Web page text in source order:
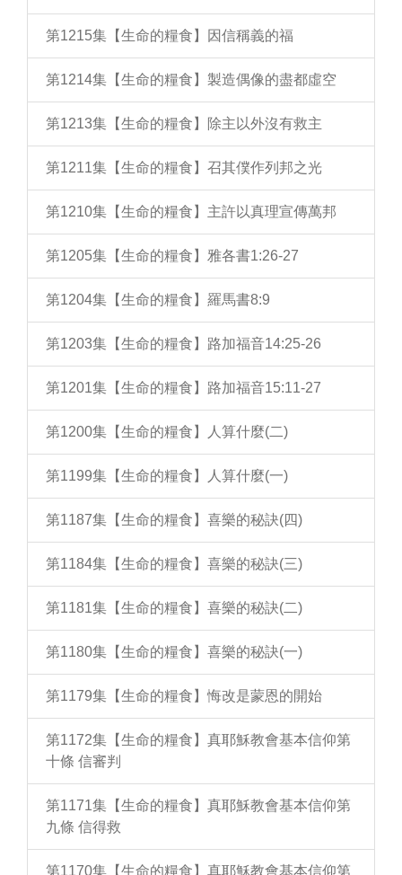
第1215集【生命的糧食】因信稱義的福
第1214集【生命的糧食】製造偶像的盡都虛空
第1213集【生命的糧食】除主以外沒有救主
第1211集【生命的糧食】召其僕作列邦之光
第1210集【生命的糧食】主許以真理宣傳萬邦
第1205集【生命的糧食】雅各書1:26-27
第1204集【生命的糧食】羅馬書8:9
第1203集【生命的糧食】路加福音14:25-26
第1201集【生命的糧食】路加福音15:11-27
第1200集【生命的糧食】人算什麼(二)
第1199集【生命的糧食】人算什麼(一)
第1187集【生命的糧食】喜樂的秘訣(四)
第1184集【生命的糧食】喜樂的秘訣(三)
第1181集【生命的糧食】喜樂的秘訣(二)
第1180集【生命的糧食】喜樂的秘訣(一)
第1179集【生命的糧食】悔改是蒙恩的開始
第1172集【生命的糧食】真耶穌教會基本信仰第
十條 信審判
第1171集【生命的糧食】真耶穌教會基本信仰第
九條 信得救
第1170集【生命的糧食】真耶穌教會基本信仰第